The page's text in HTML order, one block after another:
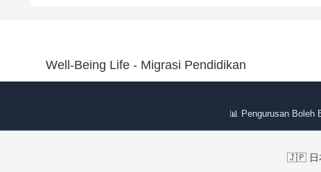
Well-Being Life - Migrasi Pendidikan
📊 Pengurusan Boleh
🇯🇵 日